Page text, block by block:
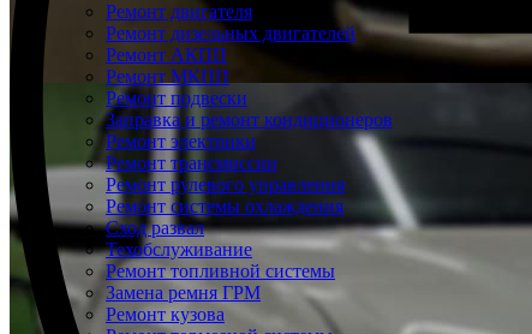
Ремонт двигателя
Ремонт дизельных двигателей
Ремонт АКПП
Ремонт МКПП
Ремонт подвески
Заправка и ремонт кондиционеров
Ремонт электрики
Ремонт трансмиссии
Ремонт рулевого управления
Ремонт системы охлаждения
Сход развал
Техобслуживание
Ремонт топливной системы
Замена ремня ГРМ
Ремонт кузова